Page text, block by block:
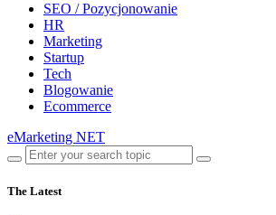
SEO / Pozycjonowanie
HR
Marketing
Startup
Tech
Blogowanie
Ecommerce
eMarketing NET
The Latest